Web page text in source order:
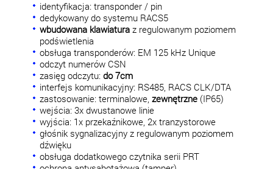
identyfikacja: transponder / pin
dedykowany do systemu RACS5
wbudowana klawiatura z regulowanym poziomem
podświetlenia
obsługa transponderów: EM 125 kHz Unique
odczyt numerów CSN
zasięg odczytu: do 7cm
interfejs komunikacyjny: RS485, RACS CLK/DTA
zastosowanie: terminalowe, zewnętrzne (IP65)
wejścia: 3x dwustanowe linie
wyjścia: 1x przekaźnikowe, 2x tranzystorowe
głośnik sygnalizacyjny z regulowanym poziomem
dźwięku
obsługa dodatkowego czytnika serii PRT